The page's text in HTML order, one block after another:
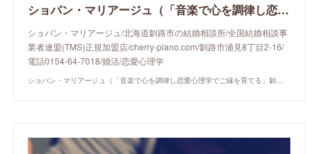
ショパン・マリアージュ（「音楽で心を調律し恋愛心理学でご縁を育てる」釧路市の結婚相談所）/ 全国結婚相談事業者連盟正規加盟店 / cherry-piano.com
ショパン・マリアージュ/北海道釧路市の結婚相談所/全国結婚相談事
業者連盟(TMS)正規加盟店/cherry-piano.com/釧路市浦見8丁目2-16/
電話0154-64-7018/婚活/恋愛心理学